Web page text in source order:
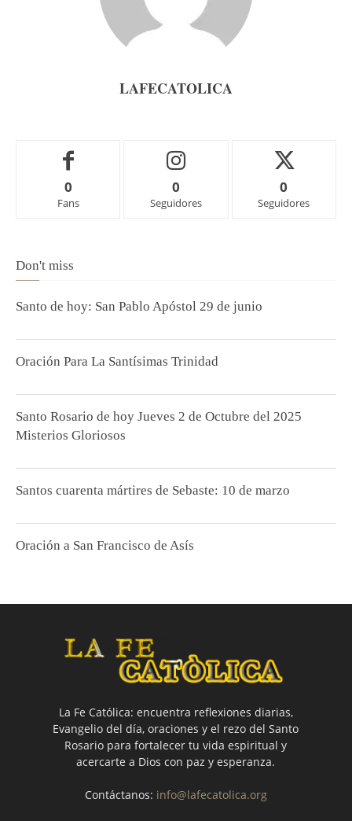
LAFECATOLICA
0
Fans
0
Seguidores
0
Seguidores
Don't miss
Santo de hoy: San Pablo Apóstol 29 de junio
Oración Para La Santísimas Trinidad
Santo Rosario de hoy Jueves 2 de Octubre del 2025
Misterios Gloriosos
Santos cuarenta mártires de Sebaste: 10 de marzo
Oración a San Francisco de Asís
La Fe Católica: encuentra reflexiones diarias,
Evangelio del día, oraciones y el rezo del Santo
Rosario para fortalecer tu vida espiritual y
acercarte a Dios con paz y esperanza.
Contáctanos: info@lafecatolica.org